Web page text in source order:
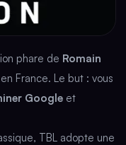
phare de Romain
France. Le but : vous
Google et
TBL adopte une